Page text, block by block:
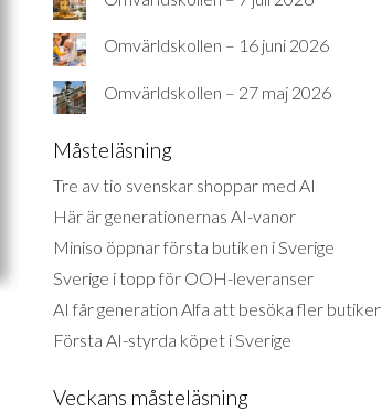
Omvärldskollen – 16 juni 2026
Omvärldskollen – 27 maj 2026
Måsteläsning
Tre av tio svenskar shoppar med AI
Här är generationernas AI-vanor
Miniso öppnar första butiken i Sverige
Sverige i topp för OOH-leveranser
AI får generation Alfa att besöka fler butiker
Första AI-styrda köpet i Sverige
Veckans måsteläsning